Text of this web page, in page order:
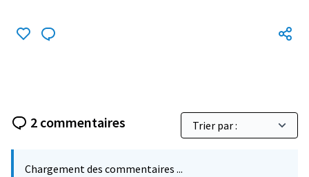
2 commentaires
Chargement des commentaires ...